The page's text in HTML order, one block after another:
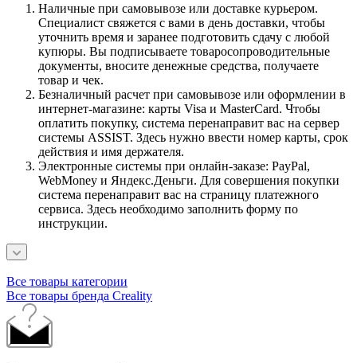
Наличные при самовывозе или доставке курьером.
Специалист свяжется с вами в день доставки, чтобы
уточнить время и заранее подготовить сдачу с любой
купюры. Вы подписываете товаросопроводительные
документы, вносите денежные средства, получаете
товар и чек.
Безналичный расчет при самовывозе или оформлении в
интернет-магазине: карты Visa и MasterCard. Чтобы
оплатить покупку, система перенаправит вас на сервер
системы ASSIST. Здесь нужно ввести номер карты, срок
действия и имя держателя.
Электронные системы при онлайн-заказе: PayPal,
WebMoney и Яндекс.Деньги. Для совершения покупки
система перенаправит вас на страницу платежного
сервиса. Здесь необходимо заполнить форму по
инструкции.
Все товары категории
Все товары бренда Creality